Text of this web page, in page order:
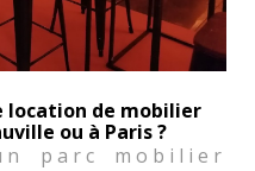
location de mobilier
ou à Paris ?
parc mobilier